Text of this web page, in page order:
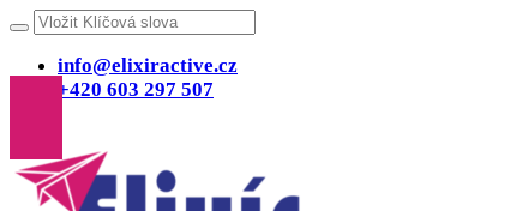
info@elixiractive.cz
+420 603 297 507